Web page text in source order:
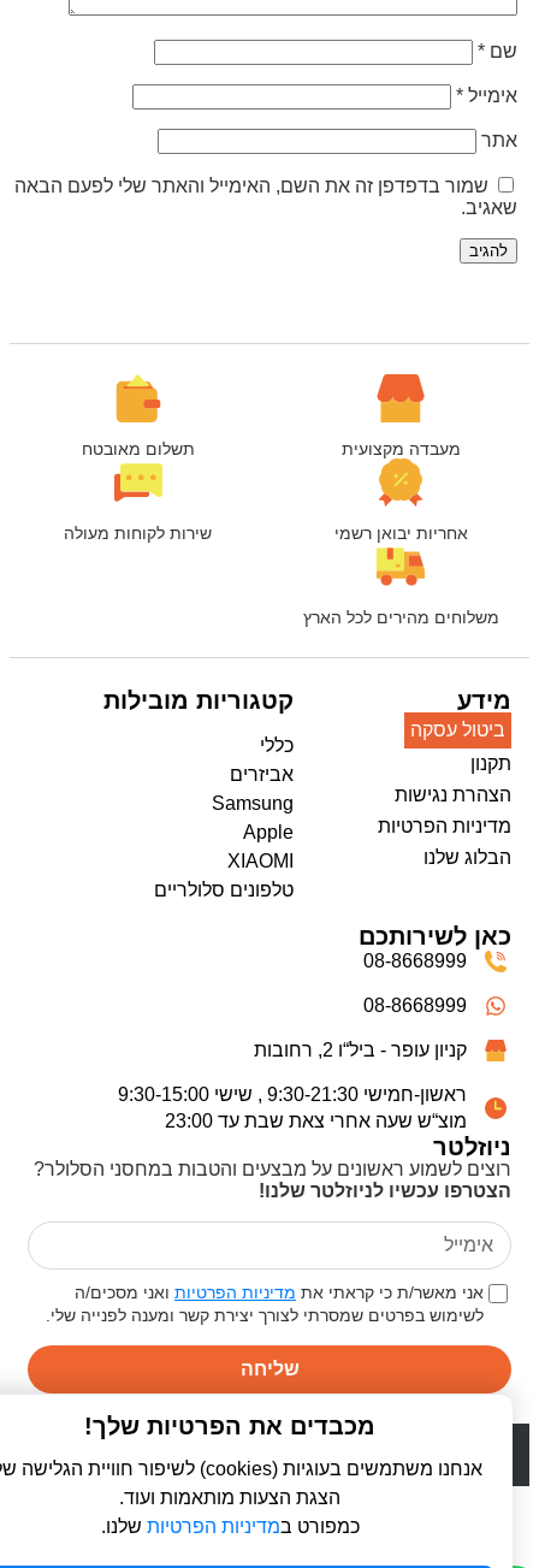
*
*
שמור בדפדפן זה את השם, האימייל והאתר שלי לפעם הבאה
מעבדה מקצועית תשלום מאובטח
אחריות יבואן רשמי שירות לקוחות מעולה
משלוחים מהירים לכל הארץ
ניוזלטר
רוצים לשמוע ראשונים על מבצעים והטבות במחסני הסלולר?
הצטרפו עכשיו לניוזלטר שלנו!
אני מאשר/ת כי קראתי אתמדיניות הפרטיותואני מסכים/ה
לשימוש בפרטים שמסרתי לצורך יצירת קשר ומענה לפנייה שלי.
שליחה
מידע
ביטול עסקה
תקנון
הצהרת נגישות
מדיניות הפרטיות
הבלוג שלנו
קטגוריות מובילות
כללי
אביזרים
Samsung
Apple
XIAOMI
טלפונים סלולריים
כאן לשירותכם
08-8668999
08-8668999
קניון עופר - ביל“ו 2, רחובות
ראשון-חמישי 9:30-21:30 , שישי 9:30-15:00
מוצ“ש שעה אחרי צאת שבת עד 23:00
WebDigital | וובדיגיטל - עיצוב ובניית אתרים
מכבדים את הפרטיות שלך!
אנחנו משתמשים בעוגיות (cookies) לשיפור חוויית הגלישה שלך,
הצגת הצעות מותאמות ועוד.
כמפורט במדיניות הפרטיותשלנו.